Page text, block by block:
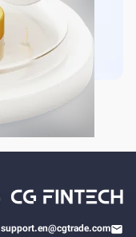
support.en@cgtrade.com